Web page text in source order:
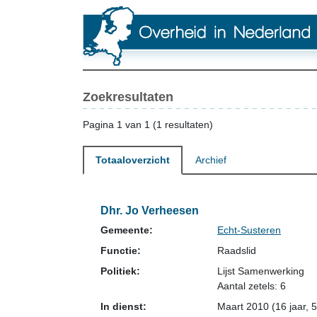
Zoekresultaten
Pagina 1 van 1 (1 resultaten)
Totaaloverzicht Archief
Dhr. Jo Verheesen
Gemeente:
Echt-Susteren
Functie:
Raadslid
Politiek:
Lijst Samenwerking
Aantal zetels: 6
In dienst:
Maart 2010 (16 jaar,